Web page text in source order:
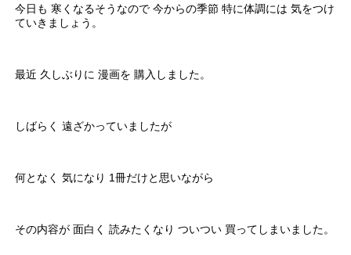
今日も 寒くなるそうなので 今からの季節 特に体調には 気をつけ
ていきましょう。
最近 久しぶりに 漫画を 購入しました。
しばらく 遠ざかっていましたが
何となく 気になり 1冊だけと思いながら
その内容が 面白く 読みたくなり ついつい 買ってしまいました。